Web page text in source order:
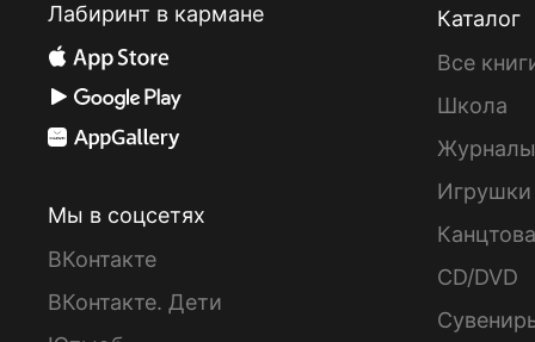
Лабиринт в кармане
Мы в соцсетях
ВКонтакте
ВКонтакте. Дети
Каталог
Все
Школа
Журналы
Игрушки
CD/DVD